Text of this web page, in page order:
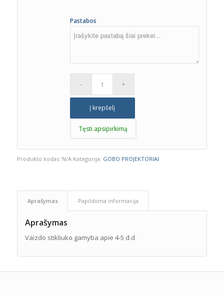
Pastabos
Į krepšelį
Tęsti apsipirkimą
Produkto kodas: N/A Kategorija: GOBO PROJEKTORIAI
Aprašymas Papildoma informacija
Aprašymas
Vaizdo stikliuko gamyba apie 4-5 d.d